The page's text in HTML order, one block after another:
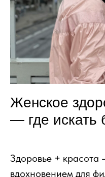
Женское
— где искать
Здоровье + красота
вдохновением для